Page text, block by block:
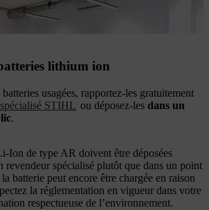
peuvent être retournées chez votre revendeur
lithium ion
usagées, rapportez-les gratuitement
STIHL ou déposez-les dans un
.
Ion de type AR doivent être déposées
revendeur spécialisé plutôt que dans un point
batterie peut encore être chargée en raison
la réglementation en vigueur dans votre
respectueuse de l’environnement.